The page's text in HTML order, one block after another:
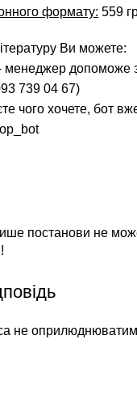
формату: 559
Ви можете:
менеджер допоможе
739 04 67)
чого хочете, бот
постанови не
не